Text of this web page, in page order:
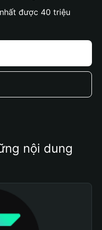
được 40 triệu
nội dung